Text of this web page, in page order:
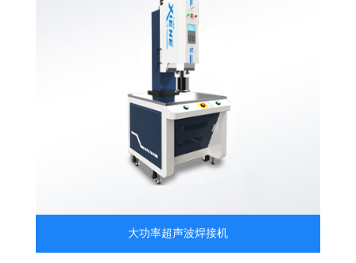
大功率超声波焊接机